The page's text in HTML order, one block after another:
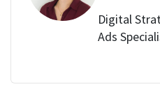
Digital
Ads